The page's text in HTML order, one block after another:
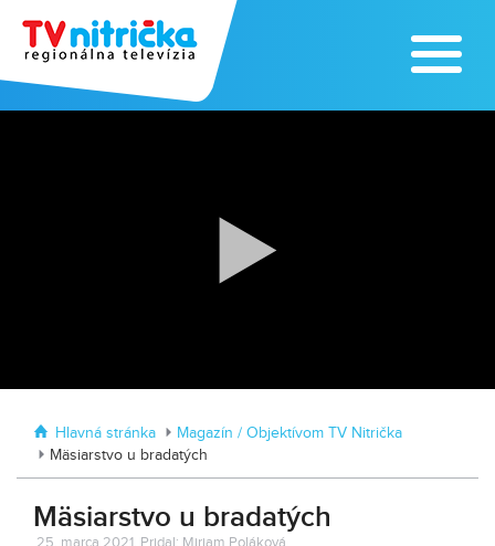
Traktormánia 2025 s pozvánkou
Hlavná stránka
Magazín / Objektívom TV Nitrička
Mäsiarstvo u bradatých
Mäsiarstvo u bradatých